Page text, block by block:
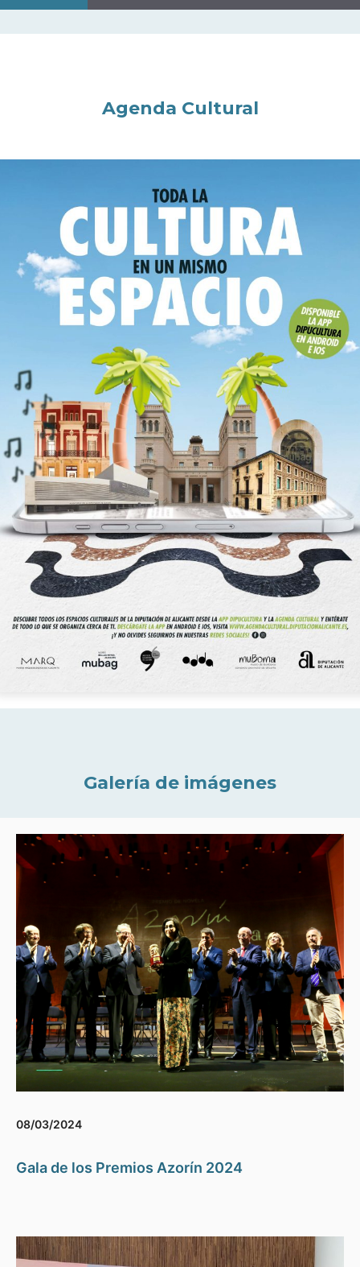
Agenda Cultural
Galería de imágenes
08/03/2024
Gala de los Premios Azorín 2024